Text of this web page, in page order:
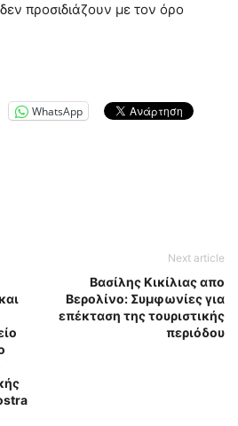
προσιδιάζουν με τον όρο
WhatsApp
Next article
Βασίλης Κικίλιας απο
Βερολίνο: Συμφωνίες για
επέκταση της τουριστικής
περιόδου